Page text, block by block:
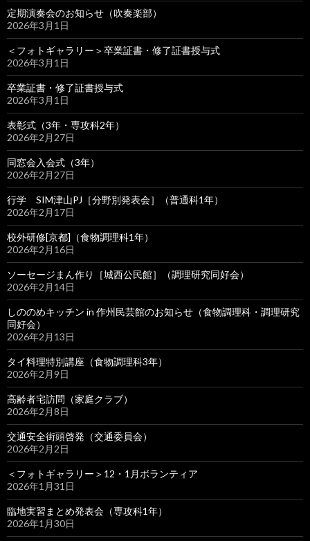
定期演奏会のお知らせ（吹奏楽部）
2026年3月1日
＜フォトギャラリー＞卒業証書・修了証書授与式
2026年3月1日
卒業証書・修了証書授与式
2026年3月1日
表彰式（3年・専攻科2年）
2026年2月27日
同窓会入会式（3年）
2026年2月27日
行学 SIM津山PJ［分野別発表会］（普通科1年）
2026年2月17日
校外研修[京都]（食物調理科1年）
2026年2月16日
ソーセージまん作り［城西公民館］（調理研究同好会）
2026年2月14日
しののめキッチン in 作州民芸館のお知らせ（食物調理科・調理研究
同好会）
2026年2月13日
タイ料理特別講座（食物調理科3年）
2026年2月9日
高齢者宅訪問（家庭クラブ）
2026年2月8日
交通安全街頭啓発（交通委員会）
2026年2月2日
＜フォトギャラリー＞12・1月ボランティア
2026年1月31日
臨地実習まとめ発表会（専攻科1年）
2026年1月30日